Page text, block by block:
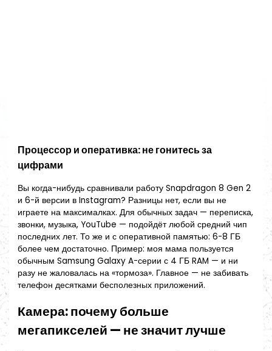
Процессор и оперативка: не гонитесь за
цифрами
Вы когда-нибудь сравнивали работу Snapdragon 8 Gen 2
и 6-й версии в Instagram? Разницы нет, если вы не
играете на максималках. Для обычных задач — переписка,
звонки, музыка, YouTube — подойдёт любой средний чип
последних лет. То же и с оперативной памятью: 6-8 ГБ
более чем достаточно. Пример: моя мама пользуется
обычным Samsung Galaxy A-серии с 4 ГБ RAM — и ни
разу не жаловалась на «тормоза». Главное — не забивать
телефон десятками бесполезных приложений.
Камера: почему больше
мегапикселей — не значит лучше